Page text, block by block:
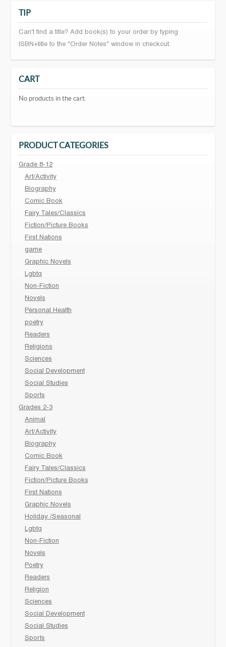
TIP
Can't find a title? Add book(s) to your order by typing
ISBN+title to the "Order Notes" window in checkout.
CART
No products in the cart.
PRODUCT CATEGORIES
Grade 8-12
Art/Activity
Biography
Comic Book
Fairy Tales/Classics
Fiction/Picture Books
First Nations
game
Graphic Novels
Lgbtq
Non-Fiction
Novels
Personal Health
poetry
Readers
Religions
Sciences
Social Development
Social Studies
Sports
Grades 2-3
Animal
Art/Activity
Biography
Comic Book
Fairy Tales/Classics
Fiction/Picture Books
First Nations
Graphic Novels
Holiday /Seasonal
Lgbtq
Non-Fiction
Novels
Poetry
Readers
Religion
Sciences
Social Development
Social Studies
Sports